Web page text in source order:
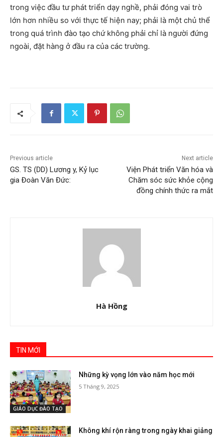
trong việc đầu tư phát triển dạy nghề, phải đóng vai trò
lớn hơn nhiều so với thực tế hiện nay; phải là một chủ thể
trong quá trình đào tạo chứ không phải chỉ là người đứng
ngoài, đặt hàng ở đầu ra của các trường.
Previous article
GS. TS (DD) Lương y, Kỷ lục
gia Đoàn Văn Đức:
Next article
Viện Phát triển Văn hóa và
Chăm sóc sức khỏe cộng
đồng chính thức ra mắt
Hà Hồng
TIN MỚI
GIÁO DỤC ĐÀO TẠO
Những kỳ vọng lớn vào năm học mới
5 Tháng 9, 2025
Không khí rộn ràng trong ngày khai giảng